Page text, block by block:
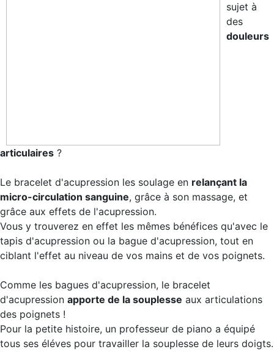
sujet à
des
douleurs
articulaires ?
Le bracelet d'acupression les soulage en relançant la
micro-circulation sanguine, grâce à son massage, et
grâce aux effets de l'acupression.
Vous y trouverez en effet les mêmes bénéfices qu'avec le
tapis d'acupression ou la bague d'acupression, tout en
ciblant l'effet au niveau de vos mains et de vos poignets.
Comme les bagues d'acupression, le bracelet
d'acupression apporte de la souplesse aux articulations
des poignets !
Pour la petite histoire, un professeur de piano a équipé
tous ses éléves pour travailler la souplesse de leurs doigts.